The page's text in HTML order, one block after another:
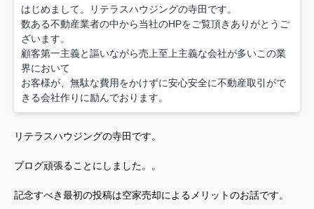
はじめまして。リテラスハウジングの寺田です。
数ある不動産業者の中から当社のHPをご覧頂きありがとうご
ざいます。
顧客第一主義と謳いながら売上至上主義な会社が多いこの業
界において
お客様が、無駄な費用をかけずに安心安全に不動産取引がで
きる会社作りに励んでおります。
リテラスハウジングの寺田です。
ブログ頑張ることにしました。。
記念すべき最初の投稿は空家売却によるメリットのお話です。